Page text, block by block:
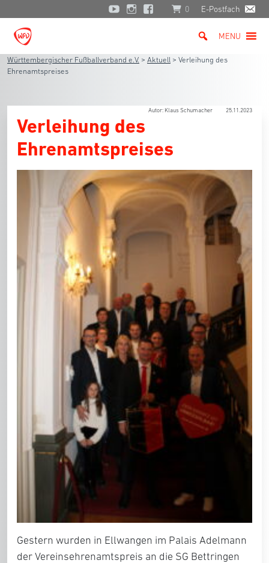
0 E-Postfach
MENU
Württembergischer Fußballverband e.V. > Aktuell > Verleihung des
Ehrenamtspreises
Autor: Klaus Schumacher 25.11.2023
Verleihung des
Ehrenamtspreises
Gestern wurden in Ellwangen im Palais Adelmann
der Vereinsehrenamtspreis an die SG Bettringen